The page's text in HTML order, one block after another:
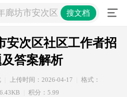
廊坊市安次区社区工作者招聘
搜文档
安次区社区工作者招
答案解析
上传时间：2026-04-17
格式：
积分：5.99